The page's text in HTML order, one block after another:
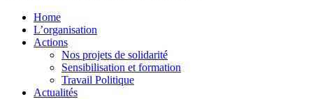
Home
L’organisation
Actions
Nos projets de solidarité
Sensibilisation et formation
Travail Politique
Actualités